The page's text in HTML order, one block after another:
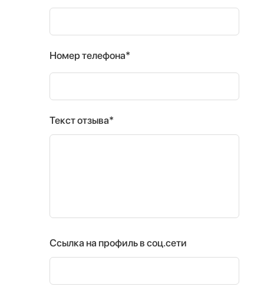
Номер телефона*
Текст отзыва*
Ссылка на профиль в соц.сети